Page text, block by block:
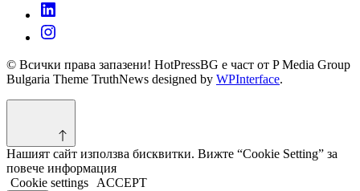
© Всички права запазени! HotPressBG е част от P Media Group
Bulgaria Theme TruthNews designed by WPInterface.
Нашият сайт използва бисквитки. Вижте “Cookie Setting” за
повече информация
Cookie settings
ACCEPT